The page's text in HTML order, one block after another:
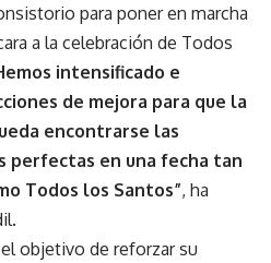
para poner en marcha
a la celebración de Todos
intensificado e
de mejora para que la
encontrarse las
perfectas en una fecha tan
Todos los Santos”, ha
objetivo de reforzar su